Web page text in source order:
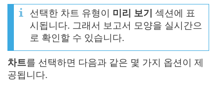
선택한 차트 유형이 미리 보기 섹션에 표
시됩니다. 그래서 보고서 모양을 실시간으
로 확인할 수 있습니다.
차트를 선택하면 다음과 같은 몇 가지 옵션이 제
공됩니다.